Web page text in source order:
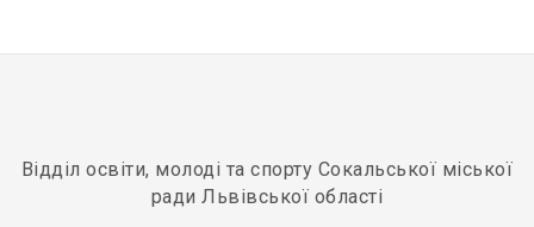
Відділ освіти, молоді та спорту Сокальської міської
ради Львівської області